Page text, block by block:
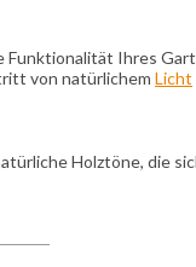
Ihres
von natürlichem Licht
Holztöne, die